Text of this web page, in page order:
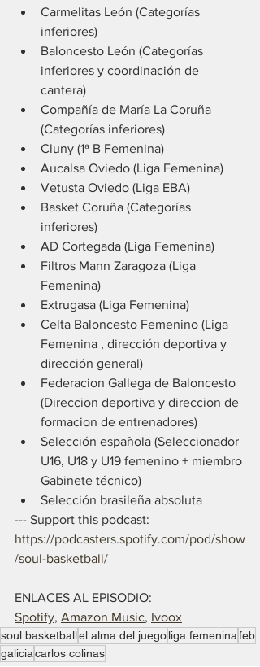
Carmelitas León (Categorías
inferiores)
Baloncesto León (Categorías
inferiores y coordinación de
cantera)
Compañía de María La Coruña
(Categorías inferiores)
Cluny (1ª B Femenina)
Aucalsa Oviedo (Liga Femenina)
Vetusta Oviedo (Liga EBA)
Basket Coruña (Categorías
inferiores)
AD Cortegada (Liga Femenina)
Filtros Mann Zaragoza (Liga
Femenina)
Extrugasa (Liga Femenina)
Celta Baloncesto Femenino (Liga
Femenina , dirección deportiva y
dirección general)
Federacion Gallega de Baloncesto
(Direccion deportiva y direccion de
formacion de entrenadores)
Selección española (Seleccionador
U16, U18 y U19 femenino + miembro
Gabinete técnico)
Selección brasileña absoluta
--- Support this podcast:
https://podcasters.spotify.com/pod/show
/soul-basketball/
ENLACES AL EPISODIO:
Spotify, Amazon Music, Ivoox
soul basketballel alma del juegoliga femeninafeb
galiciacarlos colinas